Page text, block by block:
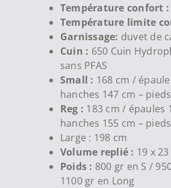
Température confort :
Température limite
Garnissage: duvet de
Cuin : 650 Cuin
sans PFAS
Small : 168 cm /
hanches 147 cm –
Reg : 183 cm / épaules
hanches 155 cm –
Large : 198 cm
Volume replié : 19 x
Poids : 800 gr en S /
1100 gr en Long